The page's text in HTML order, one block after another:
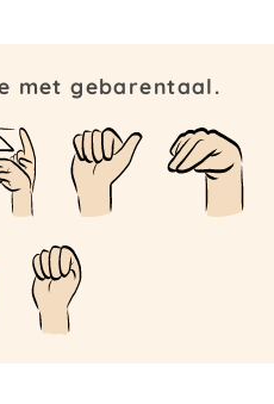
met gebarentaal.